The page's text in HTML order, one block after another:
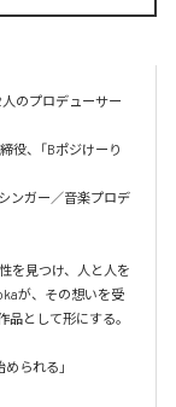
人のプロデューサー
役、「Bポジけーり
ンガー／音楽プロデ
を見つけ、人と人を
が、その想いを受
品として形にする。
られる」